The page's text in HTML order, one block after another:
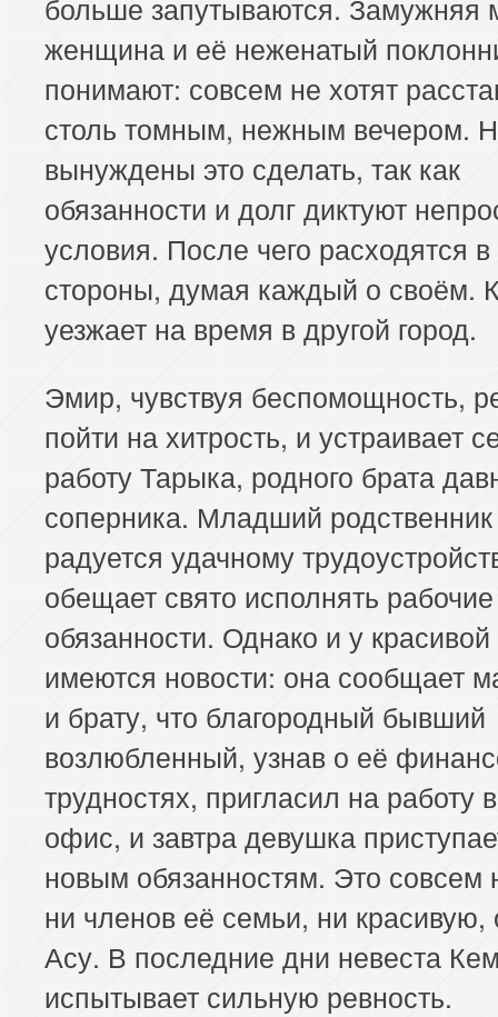
женщина и её неженатый
понимают: совсем не хотят
столь томным, нежным вечером.
вынуждены это сделать, так как
обязанности и долг диктуют
условия. После чего расходятся
стороны, думая каждый о своём.
уезжает на время в другой город.
Эмир, чувствуя беспомощность,
пойти на хитрость, и устраивает
работу Тарыка, родного брата
соперника. Младший
радуется удачному
обещает свято исполнять рабочие
обязанности. Однако и у
имеются новости: она сообщает
и брату, что благородный бывший
возлюбленный, узнав о её
трудностях, пригласил на работу
офис, и завтра девушка
новым обязанностям. Это совсем
ни членов её семьи, ни красивую,
Асу. В последние дни невеста
испытывает сильную ревность.